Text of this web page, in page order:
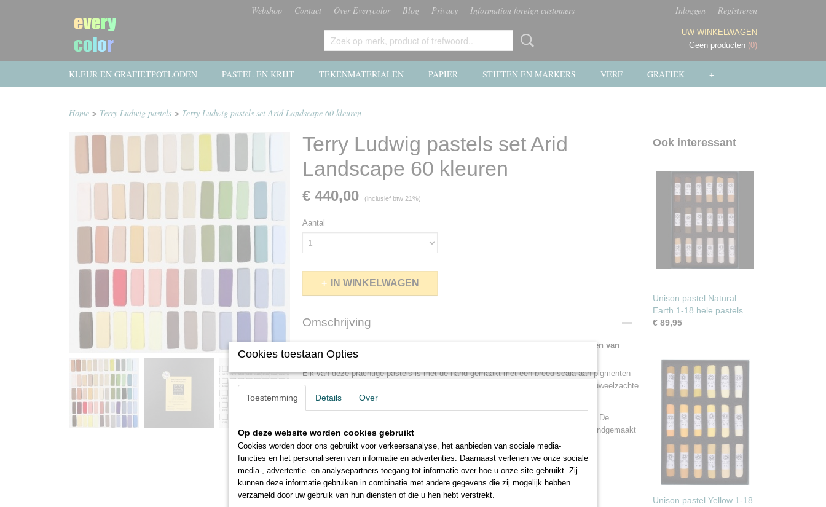
Webshop Contact Over Everycolor Blog Privacy Information foreign customers Inloggen Registreren
UW WINKELWAGEN
Geen producten (0)
KLEUR EN GRAFIETPOTLODEN PASTEL EN KRIJT TEKENMATERIALEN PAPIER STIFTEN EN MARKERS VERF GRAFIEK +
Home > Terry Ludwig pastels > Terry Ludwig pastels set Arid Landscape 60 kleuren
Terry Ludwig pastels set Arid
Landscape 60 kleuren
€ 440,00 (inclusief btw 21%)
Aantal
IN WINKELWAGEN
Omschrijving
Terry Ludwig pastels set Arid Landscape Deze set is toegespitst op het tekenen van
landschappen in droge gebieden.
Elk van deze prachtige pastels is met de hand gemaakt met een breed scala aan pigmenten
met minimale natuurlijke bindmiddelen. Hierdoor ontstaan ​​zeer geconcentreerde, fluweelzachte
pastelkleuren.
De vierkante vorm levert dikke, brede streken of dunne, precieze lijnen waar nodig. De
afmetingen van deze pastels zijn ongeveer 3.8 cm x 1,2 cm Omdat elke pastel handgemaakt
is, kunnen de grootte en vorm enigszins variëren.
Deze set bevat de volgende kleuren:
A250 A240 N370 Y170 N380 N260 N430 G360 N040 N050 B520 B140
A300 A220 A100 N245 Y200 N390 N400 G390
Ook interessant
Unison pastel Natural
Earth 1-18 hele pastels
€ 89,95
Unison pastel Yellow 1-18
Cookies toestaan Opties
Toestemming Details Over
Op deze website worden cookies gebruikt
Cookies worden door ons gebruikt voor verkeersanalyse, het aanbieden van sociale media-
functies en het personaliseren van informatie en advertenties. Daarnaast verlenen we onze sociale
media-, advertentie- en analysepartners toegang tot informatie over hoe u onze site gebruikt. Zij
kunnen deze informatie gebruiken in combinatie met andere gegevens die zij mogelijk hebben
verzameld door uw gebruik van hun diensten of die u hen hebt verstrekt.